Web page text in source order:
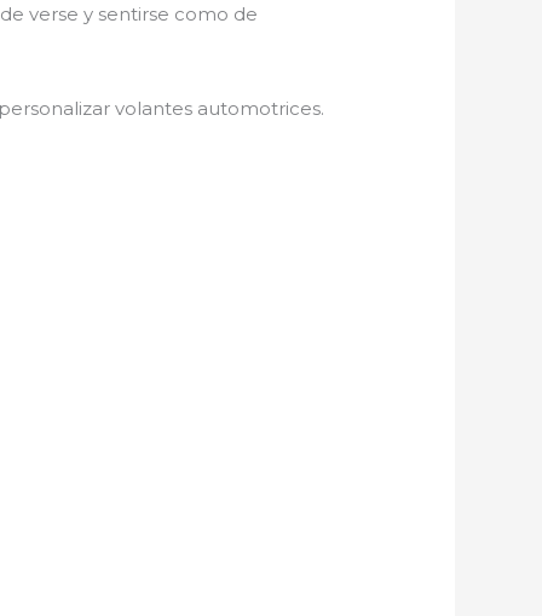
verse y sentirse como de
volantes automotrices.